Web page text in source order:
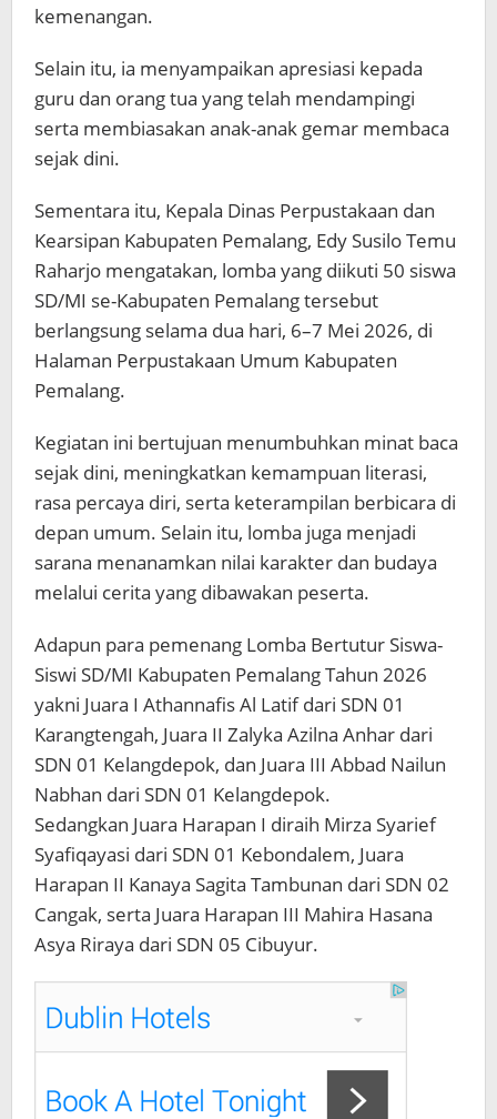
kemenangan.
Selain itu, ia menyampaikan apresiasi kepada
guru dan orang tua yang telah mendampingi
serta membiasakan anak-anak gemar membaca
sejak dini.
Sementara itu, Kepala Dinas Perpustakaan dan
Kearsipan Kabupaten Pemalang, Edy Susilo Temu
Raharjo mengatakan, lomba yang diikuti 50 siswa
SD/MI se-Kabupaten Pemalang tersebut
berlangsung selama dua hari, 6–7 Mei 2026, di
Halaman Perpustakaan Umum Kabupaten
Pemalang.
Kegiatan ini bertujuan menumbuhkan minat baca
sejak dini, meningkatkan kemampuan literasi,
rasa percaya diri, serta keterampilan berbicara di
depan umum. Selain itu, lomba juga menjadi
sarana menanamkan nilai karakter dan budaya
melalui cerita yang dibawakan peserta.
Adapun para pemenang Lomba Bertutur Siswa-
Siswi SD/MI Kabupaten Pemalang Tahun 2026
yakni Juara I Athannafis Al Latif dari SDN 01
Karangtengah, Juara II Zalyka Azilna Anhar dari
SDN 01 Kelangdepok, dan Juara III Abbad Nailun
Nabhan dari SDN 01 Kelangdepok.
Sedangkan Juara Harapan I diraih Mirza Syarief
Syafiqayasi dari SDN 01 Kebondalem, Juara
Harapan II Kanaya Sagita Tambunan dari SDN 02
Cangak, serta Juara Harapan III Mahira Hasana
Asya Riraya dari SDN 05 Cibuyur.